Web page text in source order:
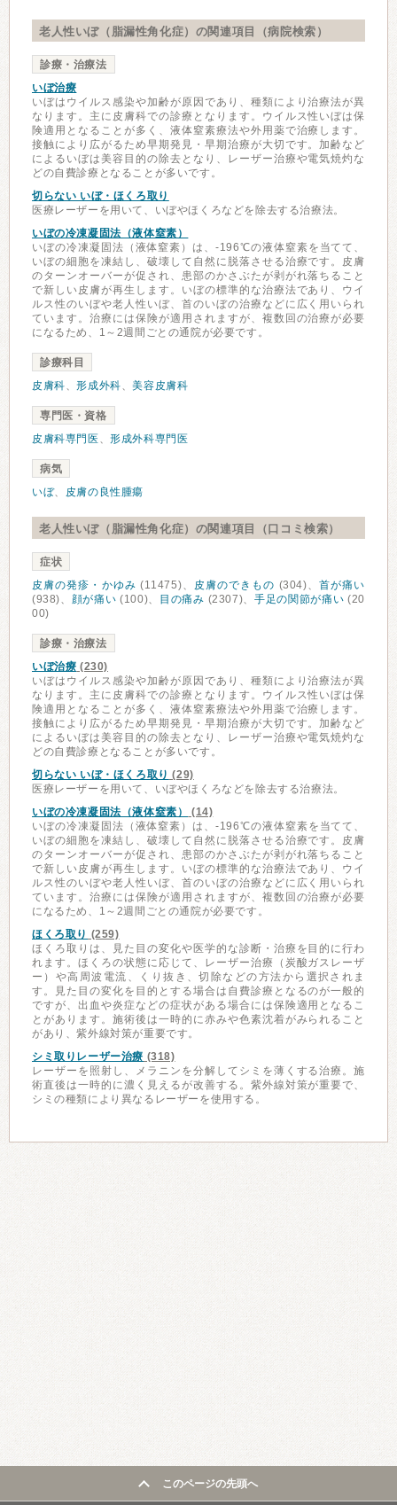
老人性いぼ（脂漏性角化症）の関連項目（病院検索）
診療・治療法
いぼ治療
いぼはウイルス感染や加齢が原因であり、種類により治療法が異
なります。主に皮膚科での診療となります。ウイルス性いぼは保
険適用となることが多く、液体窒素療法や外用薬で治療します。
接触により広がるため早期発見・早期治療が大切です。加齢など
によるいぼは美容目的の除去となり、レーザー治療や電気焼灼な
どの自費診療となることが多いです。
切らない いぼ・ほくろ取り
医療レーザーを用いて、いぼやほくろなどを除去する治療法。
いぼの冷凍凝固法（液体窒素）
いぼの冷凍凝固法（液体窒素）は、-196℃の液体窒素を当てて、
いぼの細胞を凍結し、破壊して自然に脱落させる治療です。皮膚
のターンオーバーが促され、患部のかさぶたが剥がれ落ちること
で新しい皮膚が再生します。いぼの標準的な治療法であり、ウイ
ルス性のいぼや老人性いぼ、首のいぼの治療などに広く用いられ
ています。治療には保険が適用されますが、複数回の治療が必要
になるため、1～2週間ごとの通院が必要です。
診療科目
皮膚科、形成外科、美容皮膚科
専門医・資格
皮膚科専門医 、形成外科専門医
病気
いぼ、 皮膚の良性腫瘍
老人性いぼ（脂漏性角化症）の関連項目（口コミ検索）
症状
皮膚の発疹・かゆみ (11475)、 皮膚のできもの (304)、首が痛い
(938)、 顔が痛い (100)、 目の痛み (2307)、 手足の関節が痛い (20
00)
診療・治療法
いぼ治療 (230)
いぼはウイルス感染や加齢が原因であり、種類により治療法が異
なります。主に皮膚科での診療となります。ウイルス性いぼは保
険適用となることが多く、液体窒素療法や外用薬で治療します。
接触により広がるため早期発見・早期治療が大切です。加齢など
によるいぼは美容目的の除去となり、レーザー治療や電気焼灼な
どの自費診療となることが多いです。
切らない いぼ・ほくろ取り (29)
医療レーザーを用いて、いぼやほくろなどを除去する治療法。
いぼの冷凍凝固法（液体窒素）
(14)
いぼの冷凍凝固法（液体窒素）は、-196℃の液体窒素を当てて、
いぼの細胞を凍結し、破壊して自然に脱落させる治療です。皮膚
のターンオーバーが促され、患部のかさぶたが剥がれ落ちること
で新しい皮膚が再生します。いぼの標準的な治療法であり、ウイ
ルス性のいぼや老人性いぼ、首のいぼの治療などに広く用いられ
ています。治療には保険が適用されますが、複数回の治療が必要
になるため、1～2週間ごとの通院が必要です。
ほくろ取り (259)
ほくろ取りは、見た目の変化や医学的な診断・治療を目的に行わ
れます。ほくろの状態に応じて、レーザー治療（炭酸ガスレーザ
ー）や高周波電流、くり抜き、切除などの方法から選択されま
す。見た目の変化を目的とする場合は自費診療となるのが一般的
ですが、出血や炎症などの症状がある場合には保険適用となるこ
とがあります。施術後は一時的に赤みや色素沈着がみられること
があり、紫外線対策が重要です。
シミ取りレーザー治療 (318)
レーザーを照射し、メラニンを分解してシミを薄くする治療。施
術直後は一時的に濃く見えるが改善する。紫外線対策が重要で、
シミの種類により異なるレーザーを使用する。
このページの先頭へ